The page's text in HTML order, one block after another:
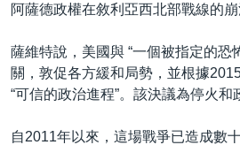
阿薩德政權在敘利亞西北部戰線的崩
薩維特說，美國與 “一個被指定的恐
關，敦促各方緩和局勢，並根據
“可信的政治進程”。該決議為停火和
自2011年以來，這場戰爭已造成數